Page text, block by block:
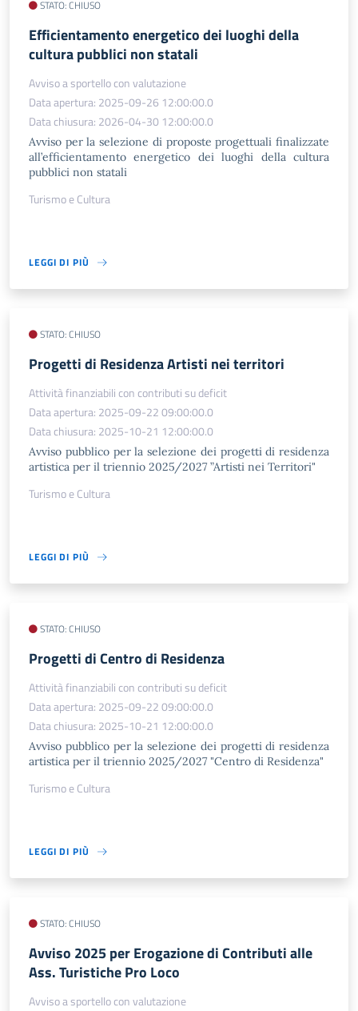
STATO: CHIUSO
Efficientamento energetico dei luoghi della
cultura pubblici non statali
Avviso a sportello con valutazione
Data apertura: 2025-09-26 12:00:00.0
Data chiusura: 2026-04-30 12:00:00.0
Avviso per la selezione di proposte progettuali finalizzate
all’efficientamento energetico dei luoghi della cultura
pubblici non statali
Turismo e Cultura
LEGGI DI PIÙ
STATO: CHIUSO
Progetti di Residenza Artisti nei territori
Attività finanziabili con contributi su deficit
Data apertura: 2025-09-22 09:00:00.0
Data chiusura: 2025-10-21 12:00:00.0
Avviso pubblico per la selezione dei progetti di residenza
artistica per il triennio 2025/2027 ”Artisti nei Territori"
Turismo e Cultura
LEGGI DI PIÙ
STATO: CHIUSO
Progetti di Centro di Residenza
Attività finanziabili con contributi su deficit
Data apertura: 2025-09-22 09:00:00.0
Data chiusura: 2025-10-21 12:00:00.0
Avviso pubblico per la selezione dei progetti di residenza
artistica per il triennio 2025/2027 "Centro di Residenza"
Turismo e Cultura
LEGGI DI PIÙ
STATO: CHIUSO
Avviso 2025 per Erogazione di Contributi alle
Ass. Turistiche Pro Loco
Avviso a sportello con valutazione